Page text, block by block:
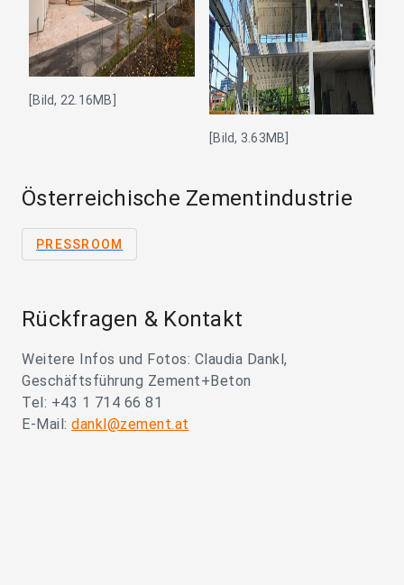
[Bild, 22.16MB]
[Bild, 3.63MB]
Österreichische Zementindustrie
PRESSROOM
Rückfragen & Kontakt
Weitere Infos und Fotos: Claudia Dankl,
Geschäftsführung Zement+Beton
Tel: +43 1 714 66 81
E-Mail: dankl@zement.at